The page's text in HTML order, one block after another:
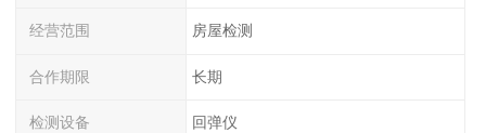
经营范围 房屋检测
合作期限 长期
检测设备 回弹仪